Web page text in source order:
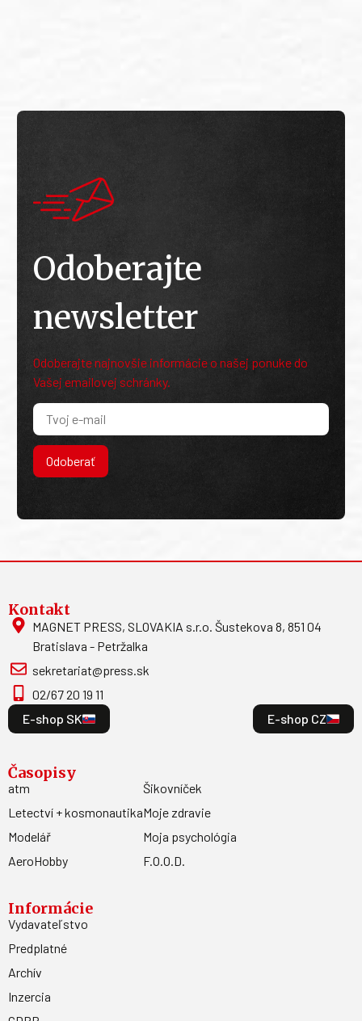
Odoberajte
newsletter
Odoberajte najnovšie informácie o našej ponuke do
Vašej emailovej schránky.
Odoberať
Kontakt
MAGNET PRESS, SLOVAKIA s.r.o. Šustekova 8, 851 04
Bratislava - Petržalka
sekretariat@press.sk
02/67 20 19 11
E-shop SK
E-shop CZ
Časopisy
atm
Letectví + kosmonautika
Modelář
AeroHobby
Šikovníček
Moje zdravie
Moja psychológia
F.O.O.D.
Informácie
Vydavateľstvo
Predplatné
Archív
Inzercia